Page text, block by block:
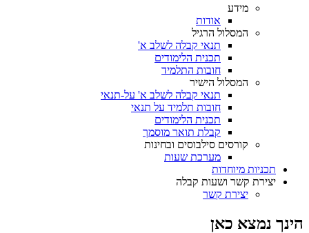
מידע
אודות
המסלול הרגיל
תנאי קבלה לשלב א'
תכנית הלימודים
חובות התלמיד
המסלול הישיר
תנאי קבלה לשלב א' על-תנאי
חובות תלמיד על תנאי
תכנית הלימודים
קבלת תואר מוסמך
קורסים סילבוסים ובחינות
מערכת שעות
תכניות מיוחדות
יצירת קשר ושעות קבלה
יצירת קשר
הינך נמצא כאן